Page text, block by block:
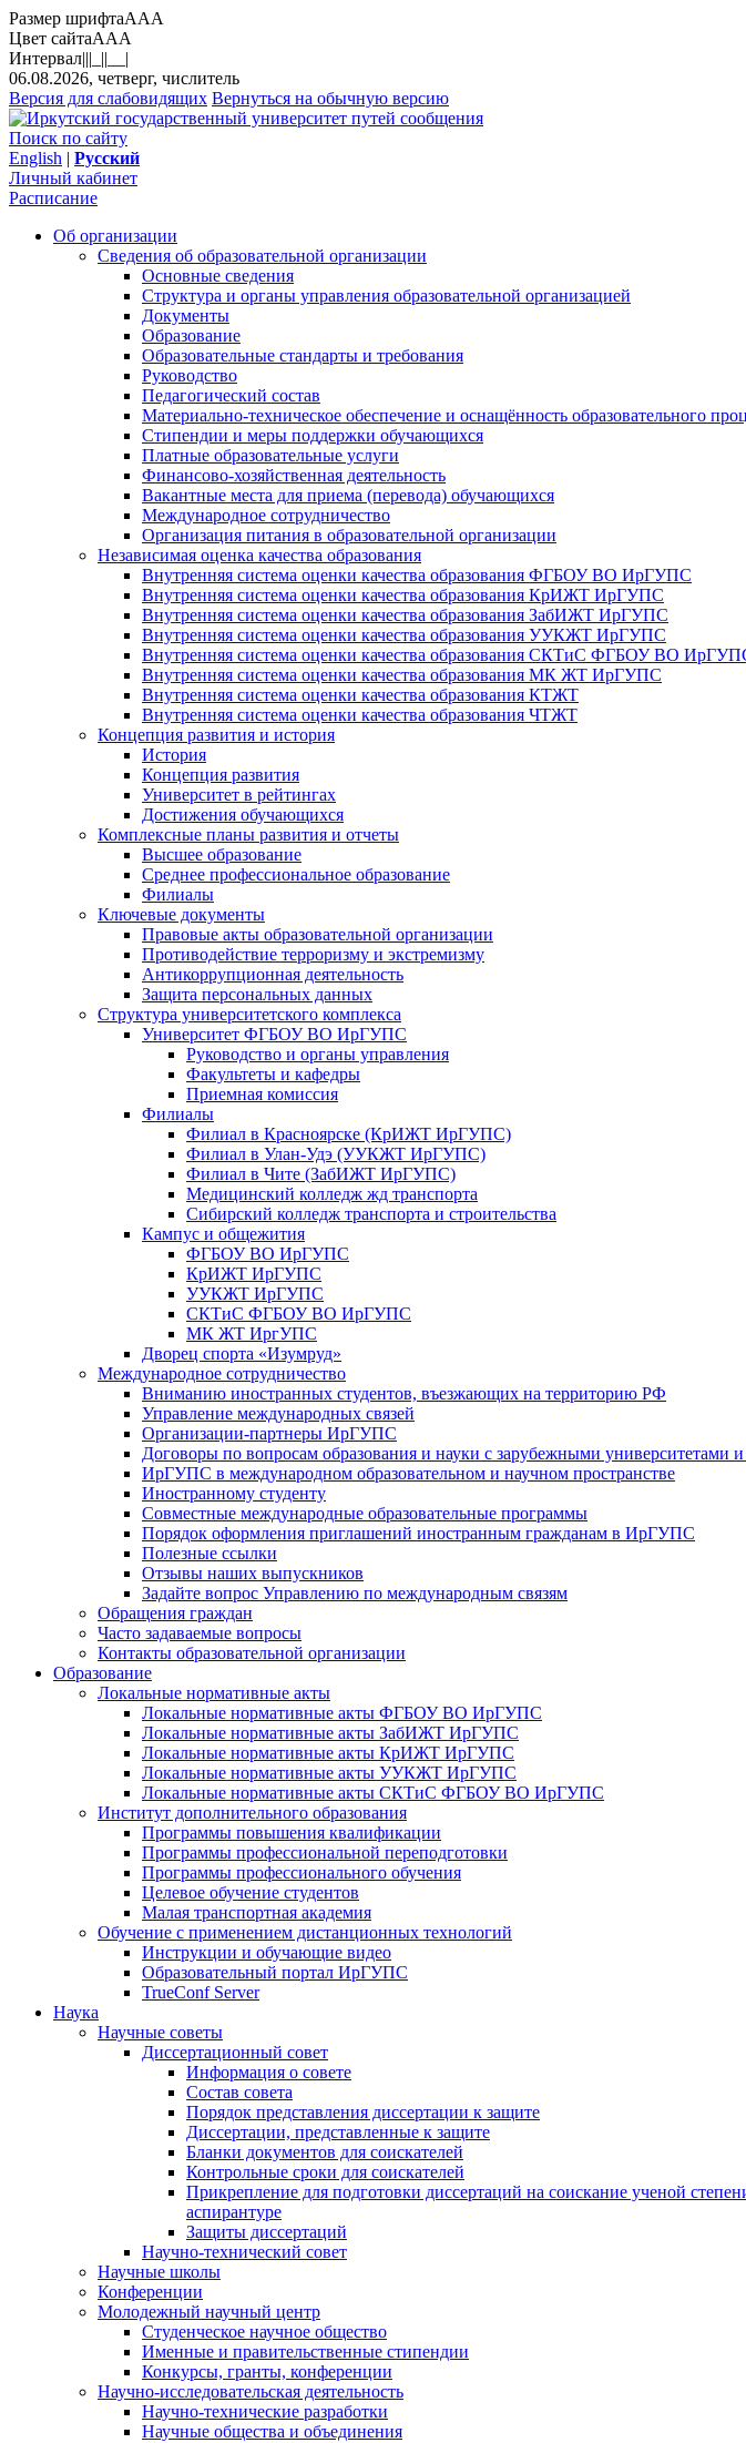
Размер шрифтаAAA
Цвет сайтаAAA
Интервал|||_||__|
06.08.2026, четверг, числитель
Версия для слабовидящих Вернуться на обычную версию
Поиск по сайту
English | Русский
Личный кабинет
Расписание
Об организации
Сведения об образовательной организации
Основные сведения
Структура и органы управления образовательной организацией
Документы
Образование
Образовательные стандарты и требования
Руководство
Педагогический состав
Материально-техническое обеспечение и оснащённость образовательного
Стипендии и меры поддержки обучающихся
Платные образовательные услуги
Финансово-хозяйственная деятельность
Вакантные места для приема (перевода) обучающихся
Международное сотрудничество
Организация питания в образовательной организации
Независимая оценка качества образования
Внутренняя система оценки качества образования ФГБОУ ВО ИрГУПС
Внутренняя система оценки качества образования КрИЖТ ИрГУПС
Внутренняя система оценки качества образования ЗабИЖТ ИрГУПС
Внутренняя система оценки качества образования УУКЖТ ИрГУПС
Внутренняя система оценки качества образования СКТиС ФГБОУ ВО
Внутренняя система оценки качества образования МК ЖТ ИрГУПС
Внутренняя система оценки качества образования КТЖТ
Внутренняя система оценки качества образования ЧТЖТ
Концепция развития и история
История
Концепция развития
Университет в рейтингах
Достижения обучающихся
Комплексные планы развития и отчеты
Высшее образование
Среднее профессиональное образование
Филиалы
Ключевые документы
Правовые акты образовательной организации
Противодействие терроризму и экстремизму
Антикоррупционная деятельность
Защита персональных данных
Структура университетского комплекса
Университет ФГБОУ ВО ИрГУПС
Руководство и органы управления
Факультеты и кафедры
Приемная комиссия
Филиалы
Филиал в Красноярске (КрИЖТ ИрГУПС)
Филиал в Улан-Удэ (УУКЖТ ИрГУПС)
Филиал в Чите (ЗабИЖТ ИрГУПС)
Медицинский колледж жд транспорта
Сибирский колледж транспорта и строительства
Кампус и общежития
ФГБОУ ВО ИрГУПС
КрИЖТ ИрГУПС
УУКЖТ ИрГУПС
СКТиС ФГБОУ ВО ИрГУПС
МК ЖТ ИргУПС
Дворец спорта «Изумруд»
Международное сотрудничество
Вниманию иностранных студентов, въезжающих на территорию РФ
Управление международных связей
Организации-партнеры ИрГУПС
Договоры по вопросам образования и науки с зарубежными университетами
ИрГУПС в международном образовательном и научном пространстве
Иностранному студенту
Совместные международные образовательные программы
Порядок оформления приглашений иностранным гражданам в ИрГУПС
Полезные ссылки
Отзывы наших выпускников
Задайте вопрос Управлению по международным связям
Обращения граждан
Часто задаваемые вопросы
Контакты образовательной организации
Образование
Локальные нормативные акты
Локальные нормативные акты ФГБОУ ВО ИрГУПС
Локальные нормативные акты ЗабИЖТ ИрГУПС
Локальные нормативные акты КрИЖТ ИрГУПС
Локальные нормативные акты УУКЖТ ИрГУПС
Локальные нормативные акты СКТиС ФГБОУ ВО ИрГУПС
Институт дополнительного образования
Программы повышения квалификации
Программы профессиональной переподготовки
Программы профессионального обучения
Целевое обучение студентов
Малая транспортная академия
Обучение с применением дистанционных технологий
Инструкции и обучающие видео
Образовательный портал ИрГУПС
TrueConf Server
Наука
Научные советы
Диссертационный совет
Информация о совете
Состав совета
Порядок представления диссертации к защите
Диссертации, представленные к защите
Бланки документов для соискателей
Контрольные сроки для соискателей
Прикрепление для подготовки диссертаций на соискание ученой
аспирантуре
Защиты диссертаций
Научно-технический совет
Научные школы
Конференции
Молодежный научный центр
Студенческое научное общество
Именные и правительственные стипендии
Конкурсы, гранты, конференции
Научно-исследовательская деятельность
Научно-технические разработки
Научные общества и объединения